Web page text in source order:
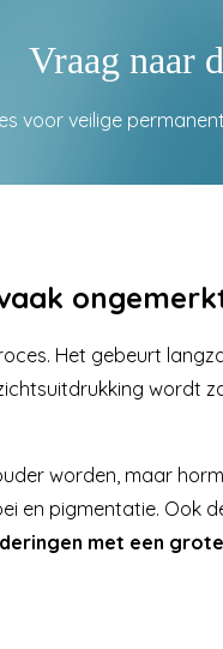
Vraag naar
voor veilige
Het gebeurt
wordt
worden, maar
en pigmentatie. Ook
met een